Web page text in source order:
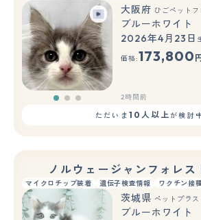
大阪府
ブルーホワイト
2026年4月23日
価格:173,800 円
2時間前
ただいま 10人以上が検討
ノルウェージャンフォレス
マイクロチップ装着 遺伝子検査情報 ワクチン接
茨城県 ペットプラ
ブルーホワイト